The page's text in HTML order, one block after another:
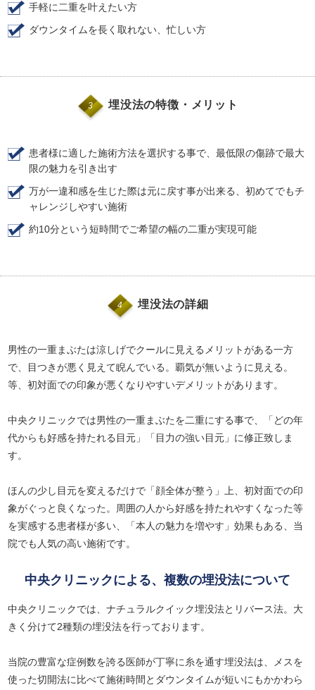
手軽に二重を叶えたい方
ダウンタイムを長く取れない、忙しい方
3 埋没法の特徴・メリット
患者様に適した施術方法を選択する事で、最低限の傷跡で最大
限の魅力を引き出す
万が一違和感を生じた際は元に戻す事が出来る、初めてでもチ
ャレンジしやすい施術
約10分という短時間でご希望の幅の二重が実現可能
4 埋没法の詳細
男性の一重まぶたは涼しげでクールに見えるメリットがある一方
で、目つきが悪く見えて睨んでいる。覇気が無いように見える。
等、初対面での印象が悪くなりやすいデメリットがあります。
中央クリニックでは男性の一重まぶたを二重にする事で、「どの年
代からも好感を持たれる目元」「目力の強い目元」に修正致しま
す。
ほんの少し目元を変えるだけで「顔全体が整う」上、初対面での印
象がぐっと良くなった。周囲の人から好感を持たれやすくなった等
を実感する患者様が多い、「本人の魅力を増やす」効果もある、当
院でも人気の高い施術です。
中央クリニックによる、複数の埋没法について
中央クリニックでは、ナチュラルクイック埋没法とリバース法。大
きく分けて2種類の埋没法を行っております。
当院の豊富な症例数を誇る医師が丁寧に糸を通す埋没法は、メスを
使った切開法に比べて施術時間とダウンタイムが短いにもかかわら